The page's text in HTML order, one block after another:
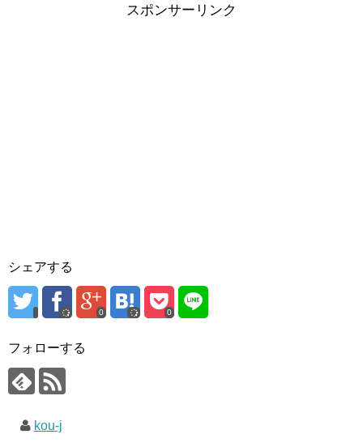
スポンサーリンク
シェアする
0 0
フォローする
kou-j